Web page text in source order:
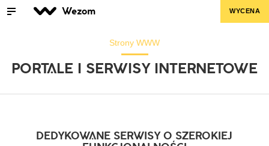
Wezom WYCENA
Strony WWW
PORTALE I SERWISY INTERNETOWE
DEDYKOWANE SERWISY O SZEROKIEJ